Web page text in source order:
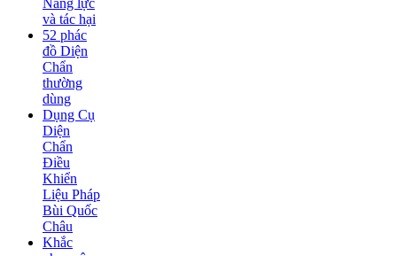
và tác hại
52 phác
đồ Diện
Chẩn
thường
dùng
Dụng Cụ
Diện
Chẩn
Điều
Khiển
Liệu Pháp
Bùi Quốc
Châu
Khắc